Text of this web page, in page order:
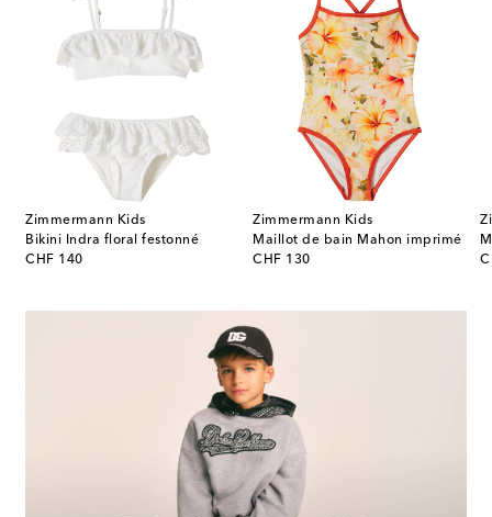
Zimmermann Kids
Bikini Indra floral festonné
CHF 140
original price
Zimmermann Kids
Maillot de bain Mahon imprimé
CHF 130
original price